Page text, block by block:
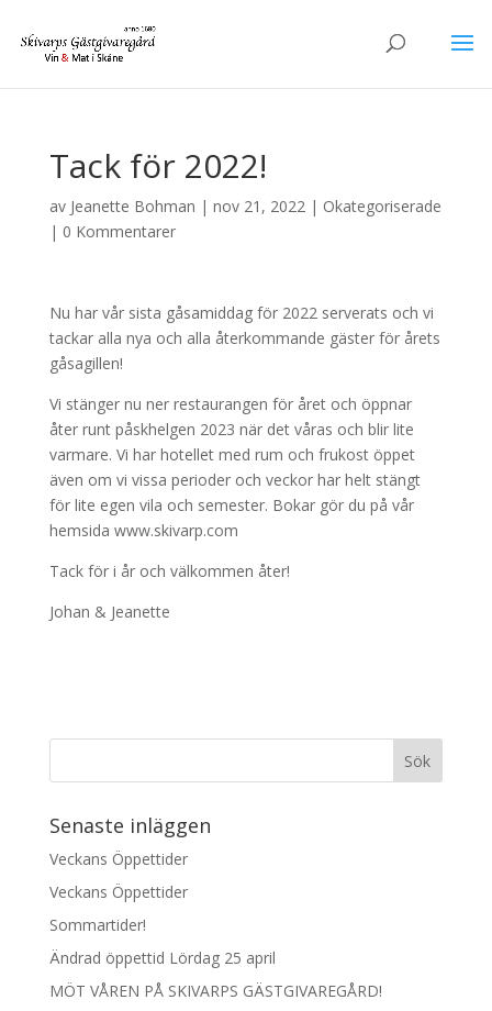
Tack för 2022!
av Jeanette Bohman | nov 21, 2022| Okategoriserade
| 0 Kommentarer
Nu har vår sista gåsamiddag för 2022 serverats och vi
tackar alla nya och alla återkommande gäster för årets
gåsagillen!
Vi stänger nu ner restaurangen för året och öppnar
åter runt påskhelgen 2023 när det våras och blir lite
varmare. Vi har hotellet med rum och frukost öppet
även om vi vissa perioder och veckor har helt stängt
för lite egen vila och semester. Bokar gör du på vår
hemsida www.skivarp.com
Tack för i år och välkommen åter!
Johan & Jeanette
Senaste inläggen
Veckans Öppettider
Veckans Öppettider
Sommartider!
Ändrad öppettid Lördag 25 april
MÖT VÅREN PÅ SKIVARPS GÄSTGIVAREGÅRD!